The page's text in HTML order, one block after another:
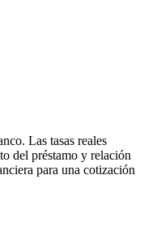
Las tasas reales
del préstamo y relación
para una cotización